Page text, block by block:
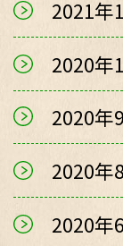
2021年
2020年
2020年
2020年
2020年